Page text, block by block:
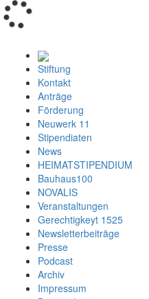
Stiftung
Kontakt
Anträge
Förderung
Neuwerk 11
Stipendiaten
News
HEIMATSTIPENDIUM
Bauhaus100
NOVALIS
Veranstaltungen
Gerechtigkeyt 1525
Newsletterbeiträge
Presse
Podcast
Archiv
Impressum